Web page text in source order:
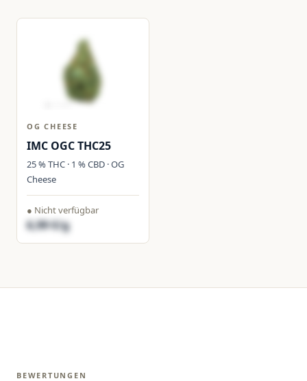
OG CHEESE
IMC OGC THC25
25 % THC · 1 % CBD · OG
Cheese
● Nicht verfügbar
6,99 €/g
BEWERTUNGEN